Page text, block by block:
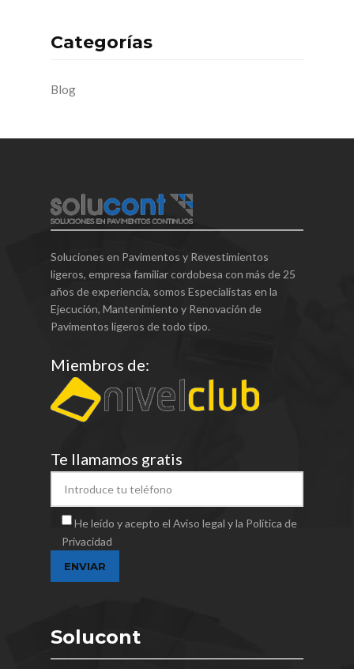
Categorías
Blog
Soluciones en Pavimentos y Revestimientos
ligeros, empresa familiar cordobesa con más de 25
años de experiencia, somos Especialistas en la
Ejecución, Mantenimiento y Renovación de
Pavimentos ligeros de todo tipo.
Miembros de:
Te llamamos gratis
He leído y acepto el Aviso legal y la Política de
Privacidad
Solucont